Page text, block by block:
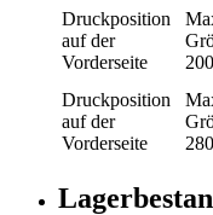
Druckposition
auf der
Vorderseite
Druckposition
auf der
Vorderseite